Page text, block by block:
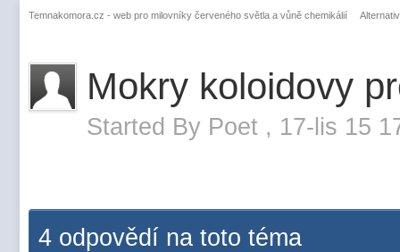
Temnakomora.cz - web pro milovníky červeného světla a vůně chemikálií
Mokry koloidovy
Started By Poet , 17-lis 15
4 odpovědí na toto téma